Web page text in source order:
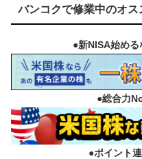
バンコクで修業中のオス
●新NISA始める
●総合力
●ポイント